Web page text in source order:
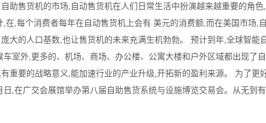
助售货机的市场,自动售货机在人们日常生活中扮演越来越重要的角
在,每个消费者每年在自动售货机上会有.美元的消费额,而在美国市场,
大的人口基数,也让售货机的未来充满生机勃勃。 预计到年,全球智能
车室外,更多的、机场、商场、办公楼、公寓大楼和户外区域都出现了
重要的战略意义,能加速行业的产业升级,开拓新的盈利来源。 为了更
日,在广交会展馆举办第八届自助售货系统与设施博览交易会。从无到